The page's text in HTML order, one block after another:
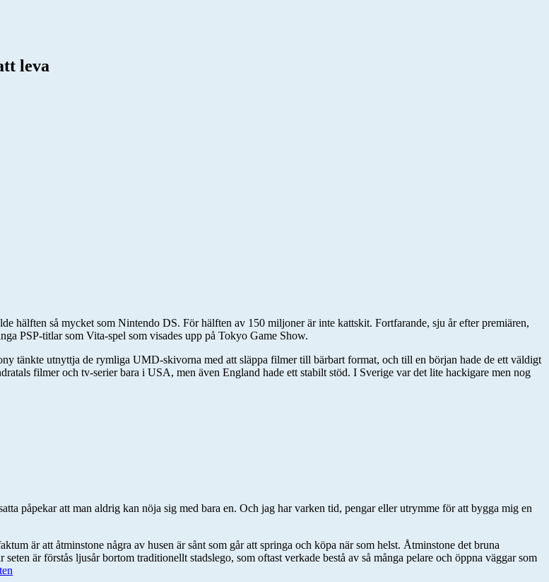
leva
hälften så mycket som Nintendo DS. För hälften av 150 miljoner är inte kattskit. Fortfarande, sju år efter premiären,
PSP-titlar som Vita-spel som visades upp på Tokyo Game Show.
tänkte utnyttja de rymliga UMD-skivorna med att släppa filmer till bärbart format, och till en början hade de ett väldigt
filmer och tv-serier bara i USA, men även England hade ett stabilt stöd. I Sverige var det lite hackigare men nog
påpekar att man aldrig kan nöja sig med bara en. Och jag har varken tid, pengar eller utrymme för att bygga mig en
är att åtminstone några av husen är sånt som går att springa och köpa när som helst. Åtminstone det bruna
är förstås ljusår bortom traditionellt stadslego, som oftast verkade bestå av så många pelare och öppna väggar som